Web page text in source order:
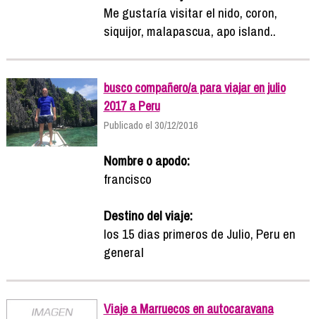
Me gustaría visitar el nido, coron,
siquijor, malapascua, apo island..
busco compañero/a para viajar en julio
2017 a Peru
Publicado el 30/12/2016
Nombre o apodo:
francisco
Destino del viaje:
los 15 dias primeros de Julio, Peru en
general
Viaje a Marruecos en autocaravana